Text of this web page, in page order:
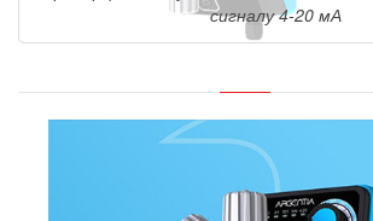
сигналу 4-20 мА